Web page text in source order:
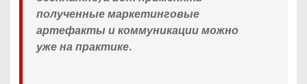
полученные маркетинговые
артефакты и коммуникации можно
уже на практике.